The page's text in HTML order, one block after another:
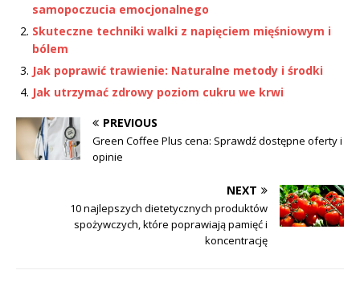
samopoczucia emocjonalnego
Skuteczne techniki walki z napięciem mięśniowym i
bólem
Jak poprawić trawienie: Naturalne metody i środki
Jak utrzymać zdrowy poziom cukru we krwi
PREVIOUS
Green Coffee Plus cena: Sprawdź dostępne oferty i
opinie
NEXT
10 najlepszych dietetycznych produktów
spożywczych, które poprawiają pamięć i
koncentrację